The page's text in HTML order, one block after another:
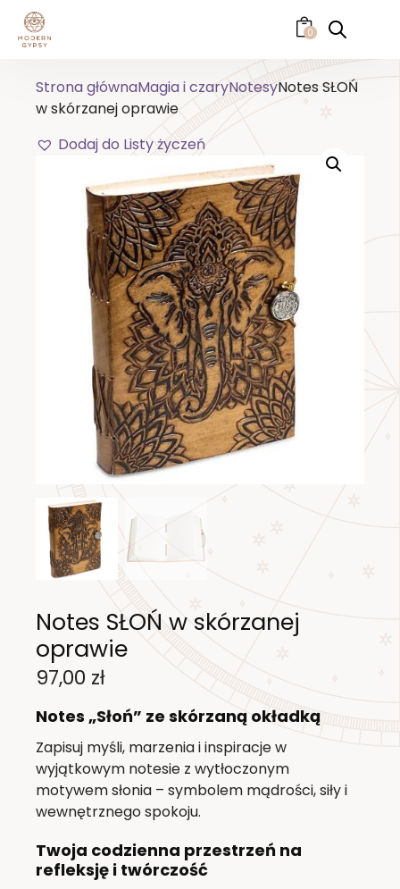
0
Strona głównaMagia i czaryNotesyNotes SŁOŃ
w skórzanej oprawie
Dodaj do Listy życzeń
Notes SŁOŃ w skórzanej
oprawie
97,00 zł
Notes „Słoń” ze skórzaną okładką
Zapisuj myśli, marzenia i inspiracje w
wyjątkowym notesie z wytłoczonym
motywem słonia – symbolem mądrości, siły i
wewnętrznego spokoju.
Twoja codzienna przestrzeń na
refleksję i twórczość